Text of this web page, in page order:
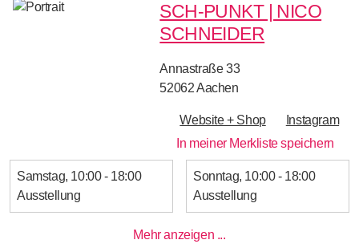
SCH-PUNKT | NICO
SCHNEIDER
Annastraße 33
52062Aachen
Website + Shop
Instagram
In meiner Merkliste speichern
Samstag 10:00 - 18:00
Ausstellung
Sonntag 10:00 - 18:00
Ausstellung
Mehr anzeigen ...